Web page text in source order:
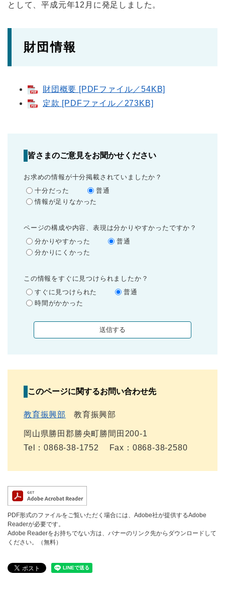
として、平成元年12月に発足しました。
財団情報​
財団概要 [PDFファイル／54KB]
定款 [PDFファイル／273KB]
皆さまのご意見をお聞かせください
お求めの情報が十分掲載されていましたか？
十分だった
普通
情報が足りなかった
ページの構成や内容、表現は分かりやすかったですか？
分かりやすかった
普通
分かりにくかった
この情報をすぐに見つけられましたか？
すぐに見つけられた
普通
時間がかかった
このページに関するお問い合わせ先
教育振興部 教育振興部
岡山県勝田郡勝央町勝間田200-1
Tel：0868-38-1752
Fax：0868-38-2580
PDF形式のファイルをご覧いただく場合には、Adobe社が提供するAdobe
Readerが必要です。
Adobe Readerをお持ちでない方は、バナーのリンク先からダウンロードして
ください。（無料）